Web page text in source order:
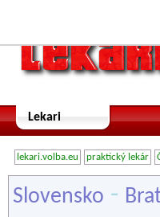
Lekari
lekari.volba.eu praktický lekár
Slovensko -